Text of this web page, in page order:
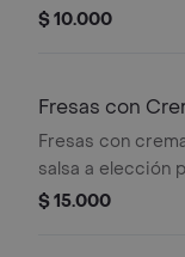
$ 10.000
Fresas con
Fresas con
salsa a elección
$ 15.000